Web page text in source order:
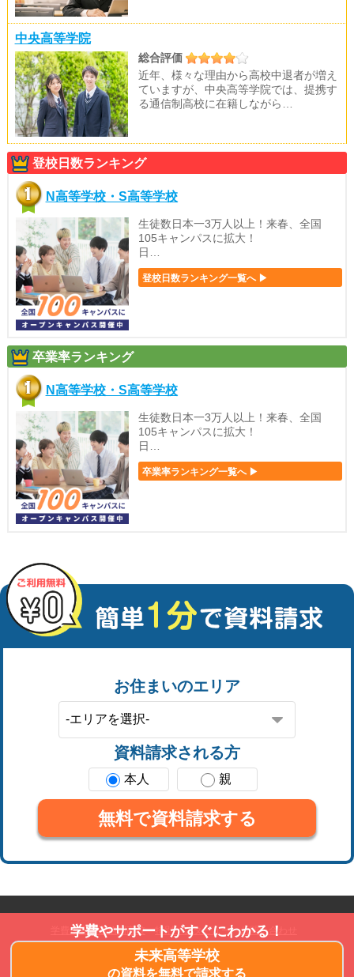
学費やサポートがすぐにわかる！
未来高等学校
の資料を無料で請求する
中央高等学院
総合評価
近年、様々な理由から高校中退者が増え
ていますが、中央高等学院では、提携す
る通信制高校に在籍しながら…
登校日数ランキング
N高等学校・S高等学校
生徒数日本一3万人以上！来春、全国
105キャンパスに拡大！
日…
登校日数ランキング一覧へ ▶
卒業率ランキング
N高等学校・S高等学校
生徒数日本一3万人以上！来春、全国
105キャンパスに拡大！
日…
卒業率ランキング一覧へ ▶
お住まいのエリア
資料請求される方
本人 親
無料で資料請求する
学費が安い通信制高校 特別インタビュー お問い合わせ
ユアターン通信制高校. All Rights Reserved.